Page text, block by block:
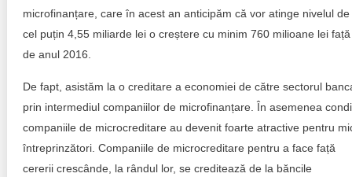
microfinanțare, care în acest an anticipăm că vor atinge nivelul de
cel puțin 4,55 miliarde lei o creștere cu minim 760 milioane lei față
de anul 2016.
De fapt, asistăm la o creditare a economiei de către sectorul
prin intermediul companiilor de microfinanțare. În asemenea
companiile de microcreditare au devenit foarte atractive pentru
întreprinzători. Companiile de microcreditare pentru a face față
cererii crescânde, la rândul lor, se creditează de la băncile